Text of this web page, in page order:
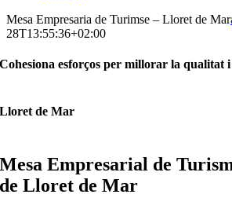
Mesa Empresaria de Turimse – Lloret de Mar
28T13:55:36+02:00
Cohesiona esforços per millorar la qualitat
Lloret de Mar
Mesa Empresarial de
de Lloret de Mar